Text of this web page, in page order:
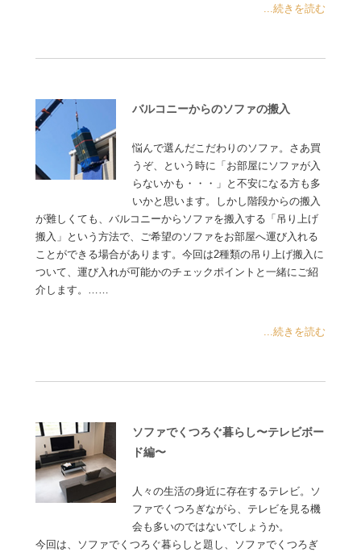
...続きを読む
バルコニーからのソファの搬入
悩んで選んだこだわりのソファ。さあ買
うぞ、という時に「お部屋にソファが入
らないかも・・・」と不安になる方も多
いかと思います。しかし階段からの搬入
が難しくても、バルコニーからソファを搬入する「吊り上げ
搬入」という方法で、ご希望のソファをお部屋へ運び入れる
ことができる場合があります。今回は2種類の吊り上げ搬入に
ついて、運び入れが可能かのチェックポイントと一緒にご紹
介します。……
...続きを読む
ソファでくつろぐ暮らし〜テレビボー
ド編〜
人々の生活の身近に存在するテレビ。ソ
ファでくつろぎながら、テレビを見る機
会も多いのではないでしょうか。
今回は、ソファでくつろぐ暮らしと題し、ソファでくつろぎ